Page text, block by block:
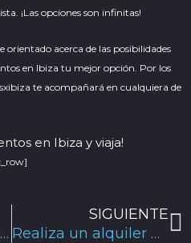
¡Las opciones son infinitas!
orientado acerca de las posibilidades
en Ibiza tu mejor opción. Por los
te acompañará en cualquiera de
en Ibiza y viaja!
Cuatro hoteles de lujo en Ibiza ¡Para soñar y descansar!
SIGUIENTE
Realiza un alquiler de un barco sin licencia ??